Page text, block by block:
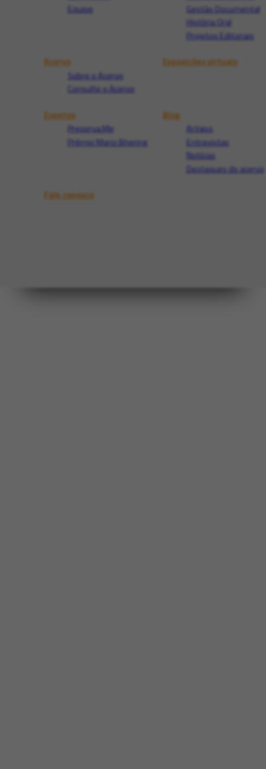
Equipe
Gestão Documental
História Oral
Projetos Editoriais
Acervo
Sobre o Acervo
Consulte o Acervo
Exposições virtuais
Eventos
Preserva.Me
Prêmio Mario Bhering
Blog
Artigos
Entrevistas
Notícias
Destaques do acervo
Fale conosco